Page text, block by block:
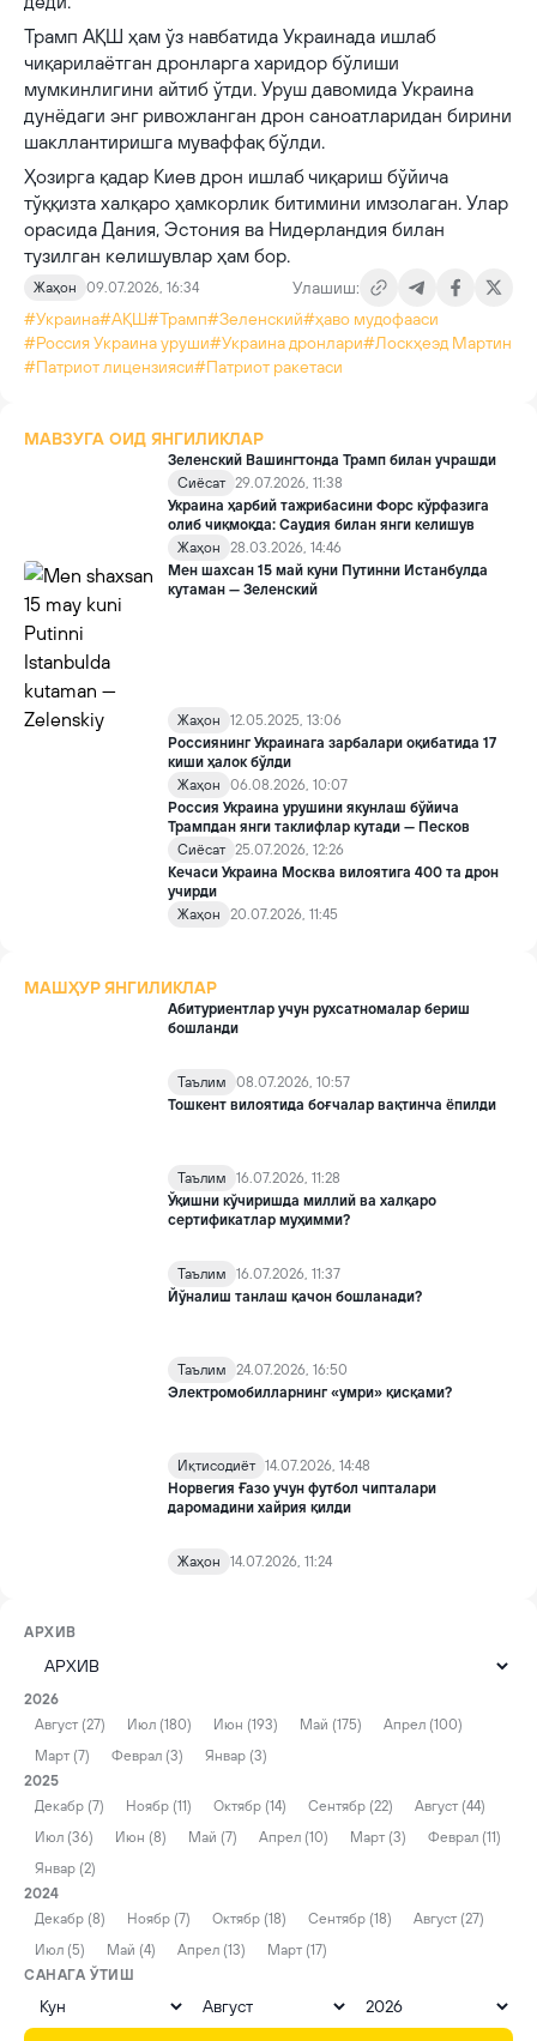
Трамп АҚШ ҳам ўз навбатида Украинада ишлаб
чиқарилаётган дронларга харидор бўлиши
мумкинлигини айтиб ўтди. Уруш давомида Украина
дунёдаги энг ривожланган дрон саноатларидан бирини
шакллантиришга муваффақ бўлди.
Ҳозирга қадар Киев дрон ишлаб чиқариш бўйича
тўққизта халқаро ҳамкорлик битимини имзолаган. Улар
орасида Дания, Эстония ва Нидерландия билан
тузилган келишувлар ҳам бор.
Жаҳон 09.07.2026, 16:34
Улашиш:
#Украина#АҚШ#Трамп#Зеленский#ҳаво мудофааси
#Россия Украина уруши#Украина дронлари#Лоcкҳеэд Мартин
#Патриот лицензияси#Патриот ракетаси
МАВЗУГА ОИД ЯНГИЛИКЛАР
Зеленский Вашингтонда Трамп билан учрашди
Сиёсат 29.07.2026, 11:38
Украина ҳарбий тажрибасини Форс кўрфазига
олиб чиқмоқда: Саудия билан янги келишув
Жаҳон
28.03.2026, 14:46
Мен шахсан 15 май куни Путинни Истанбулда
кутаман — Зеленский
Жаҳон
12.05.2025, 13:06
Россиянинг Украинага зарбалари оқибатида 17
киши ҳалок бўлди
Жаҳон
06.08.2026, 10:07
Россия Украина урушини якунлаш бўйича
Трампдан янги таклифлар кутади — Песков
Сиёсат 25.07.2026, 12:26
Кечаси Украина Москва вилоятига 400 та дрон
учирди
Жаҳон
20.07.2026, 11:45
МАШҲУР ЯНГИЛИКЛАР
Абитуриентлар учун рухсатномалар бериш
бошланди
Таълим
08.07.2026, 10:57
Тошкент вилоятида боғчалар вақтинча ёпилди
Таълим
16.07.2026, 11:28
Ўқишни кўчиришда миллий ва халқаро
сертификатлар муҳимми?
Таълим
16.07.2026, 11:37
Йўналиш танлаш қачон бошланади?
Таълим
24.07.2026, 16:50
Электромобилларнинг «умри» қисқами?
Иқтисодиёт 14.07.2026, 14:48
Норвегия Ғазо учун футбол чипталари
даромадини хайрия қилди
Жаҳон 14.07.2026, 11:24
АРХИВ
2026
Август (27)
Июл (180) Июн (193) Май (175)
Апрел (100)
Март (7)
Феврал (3)
Январ (3)
2025
Декабр (7)
Ноябр (11) Октябр (14) Сентябр (22)
Август (44)
Июл (36)
Июн (8) Май (7) Апрел (10) Март (3)
Феврал (11)
Январ (2)
2024
Декабр (8)
Ноябр (7) Октябр (18) Сентябр (18)
Август (27)
Июл (5)
Май (4) Апрел (13)
Март (17)
САНАГА ЎТИШ